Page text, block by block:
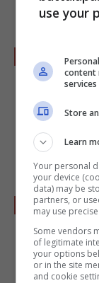
centro,
al terzo
riposare
Dopo i 30 minuti stendiamo di nuovo la
sfoglia
use your
content
Store
Learn
Your personal
your device
data) may be
partners, or
may use
Some vendors
of legitimate
your options
or in the site
and cookie